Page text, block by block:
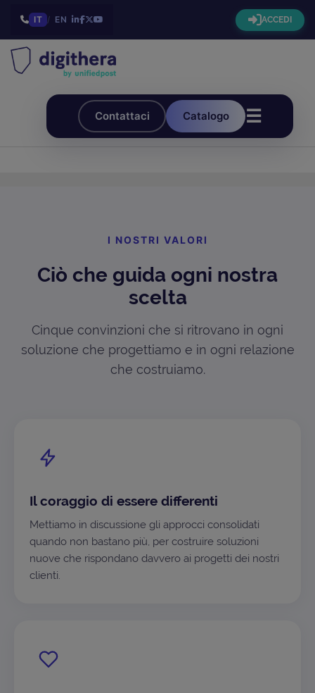
IT / EN ACCEDI
Contattaci Catalogo ☰
I NOSTRI VALORI
Ciò che guida ogni nostra
scelta
Cinque convinzioni che si ritrovano in ogni
soluzione che progettiamo e in ogni relazione
che costruiamo.
Il coraggio di essere differenti
Mettiamo in discussione gli approcci consolidati
quando non bastano più, per costruire soluzioni
nuove che rispondano davvero ai progetti dei nostri
clienti.